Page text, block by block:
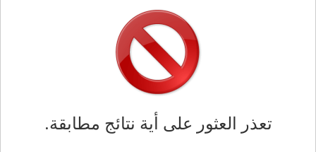
تعذر العثور على أية نتائج مطابقة.